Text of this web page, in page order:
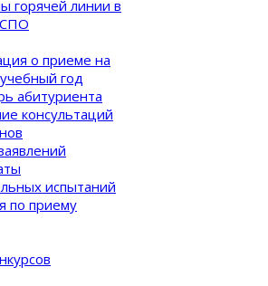
горячей линии в
СПО
о приеме на
год
абитуриента
консультаций
испытаний
по приему